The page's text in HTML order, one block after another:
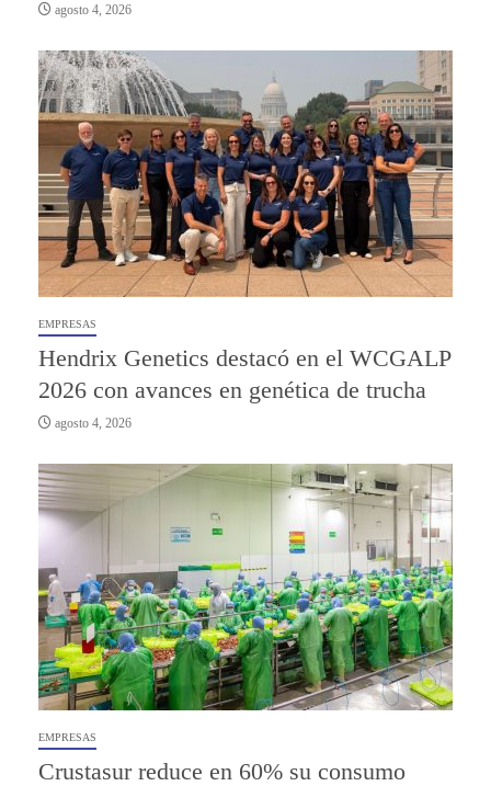
agosto 4, 2026
EMPRESAS
Hendrix Genetics destacó en el WCGALP
2026 con avances en genética de trucha
agosto 4, 2026
EMPRESAS
Crustasur reduce en 60% su consumo